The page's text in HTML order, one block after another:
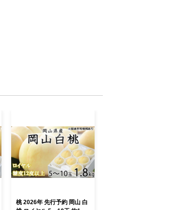
桃 2026年 先行予約 岡山 白